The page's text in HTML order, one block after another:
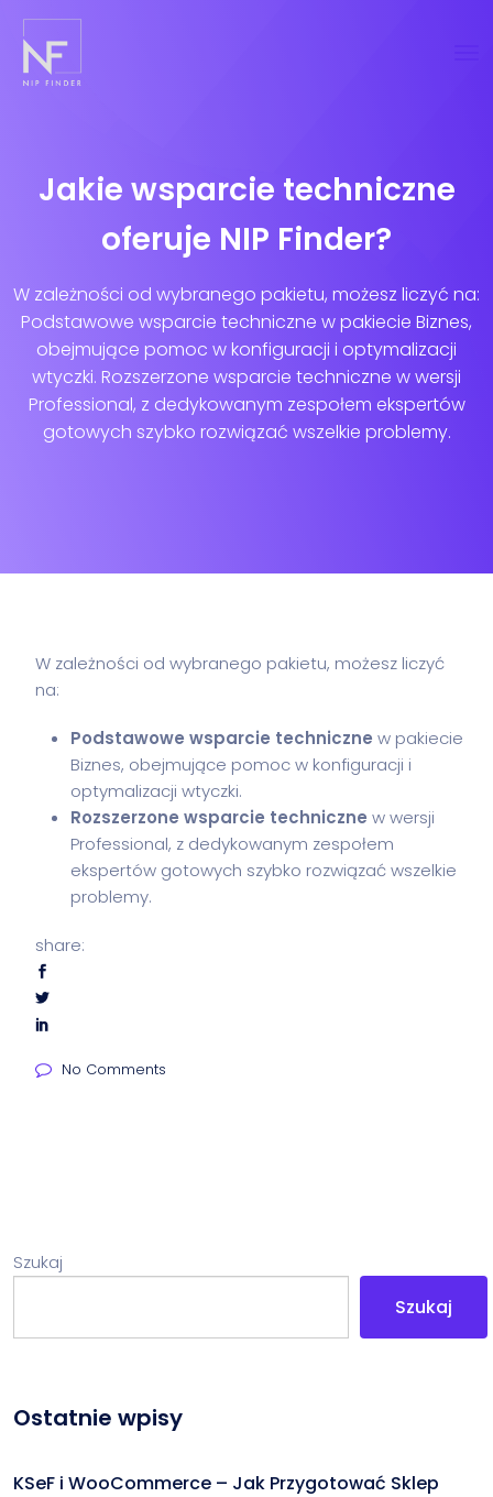
Jakie wsparcie techniczne
oferuje NIP Finder?
W zależności od wybranego pakietu, możesz liczyć na:
Podstawowe wsparcie techniczne w pakiecie Biznes,
obejmujące pomoc w konfiguracji i optymalizacji
wtyczki. Rozszerzone wsparcie techniczne w wersji
Professional, z dedykowanym zespołem ekspertów
gotowych szybko rozwiązać wszelkie problemy.
W zależności od wybranego pakietu, możesz liczyć
na:
Podstawowe wsparcie techniczne w pakiecie
Biznes, obejmujące pomoc w konfiguracji i
optymalizacji wtyczki.
Rozszerzone wsparcie techniczne w wersji
Professional, z dedykowanym zespołem
ekspertów gotowych szybko rozwiązać wszelkie
problemy.
share:
No Comments
Szukaj
Szukaj
Ostatnie wpisy
KSeF i WooCommerce – Jak Przygotować Sklep